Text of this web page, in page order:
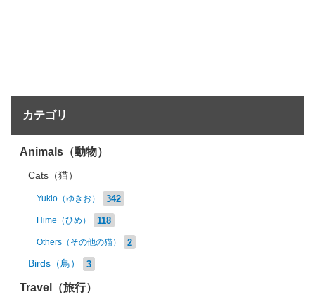
カテゴリ
Animals（動物）
Cats（猫）
Yukio（ゆきお） 342
Hime（ひめ） 118
Others（その他の猫） 2
Birds（鳥） 3
Travel（旅行）